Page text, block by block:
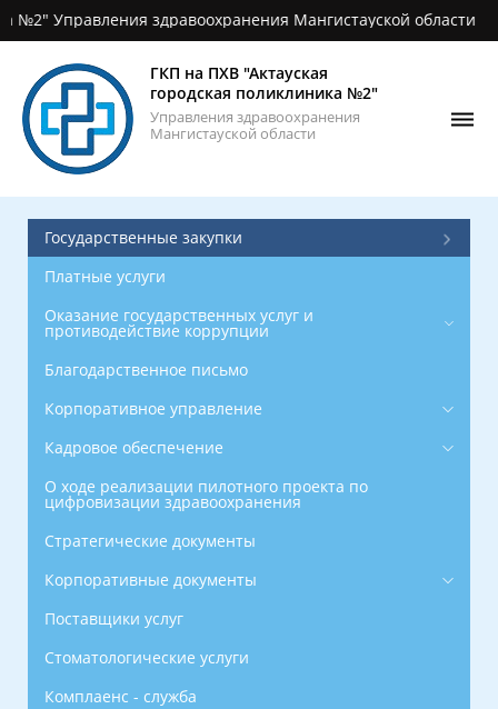
Главная
поликлинике
Новости
Фотогалерея
Контакты
ОСМС
График
приёма
здравоохранения Мангистауской области
ГКП на ПХВ "Актауская
городская поликлиника №2"
Управления здравоохранения
Мангистауской области
Государственные закупки
Платные услуги
Оказание государственных услуг и
противодействие коррупции
Благодарственное письмо
Корпоративное управление
Кадровое обеспечение
О ходе реализации пилотного проекта по
цифровизации здравоохранения
Стратегические документы
Корпоративные документы
Поставщики услуг
Стоматологические услуги
Комплаенс - служба